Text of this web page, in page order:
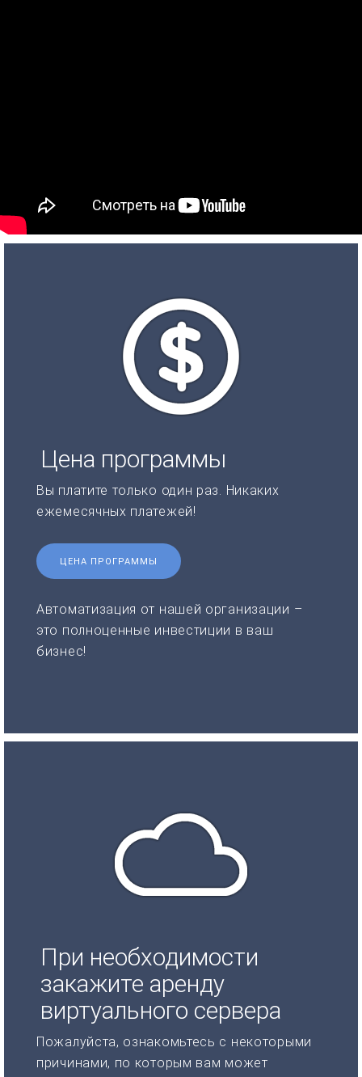
Цена программы
Вы платите только один раз. Никаких
ежемесячных платежей!
ЦЕНА ПРОГРАММЫ
Автоматизация от нашей организации –
это полноценные инвестиции в ваш
бизнес!
При необходимости
закажите аренду
виртуального сервера
Пожалуйста, ознакомьтесь с некоторыми
причинами, по которым вам может